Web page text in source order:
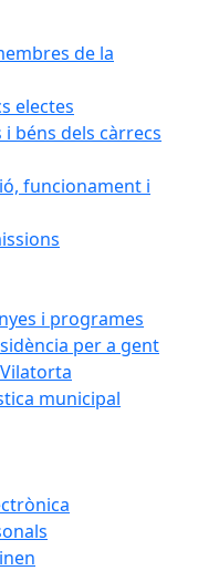
de la
electes
béns dels càrrecs
funcionament i
i programes
per a gent
municipal